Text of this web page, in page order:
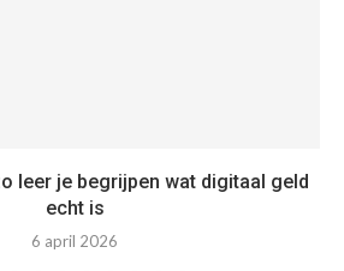
leer je begrijpen wat digitaal geld
echt is
6 april 2026